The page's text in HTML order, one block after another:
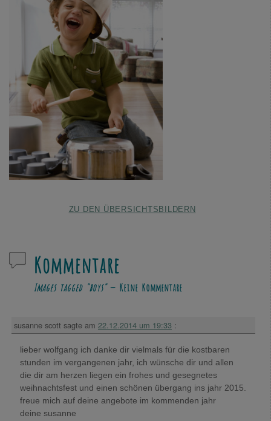
ZU DEN ÜBERSICHTSBILDERN
Kommentare
Images tagged "boys"— Keine Kommentare
susanne scott sagte am 22.12.2014 um 19:33 :
lieber wolfgang ich danke dir vielmals für die kostbaren
stunden im vergangenen jahr, ich wünsche dir und allen
die dir am herzen liegen ein frohes und gesegnetes
weihnachtsfest und einen schönen übergang ins jahr 2015.
freue mich auf deine angebote im kommenden jahr
deine susanne